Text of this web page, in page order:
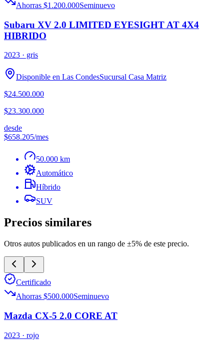
Ahorras $1.200.000Seminuevo
Subaru XV 2.0 LIMITED EYESIGHT AT 4X4
HIBRIDO
2023 · gris
Disponible en Las CondesSucursal Casa Matriz
$24.500.000
$23.300.000
desde
$658.205/mes
50.000 km
Automático
Híbrido
SUV
Precios similares
Otros autos publicados en un rango de ±5% de este precio.
Certificado
Ahorras $500.000Seminuevo
Mazda CX-5 2.0 CORE AT
2023 · rojo